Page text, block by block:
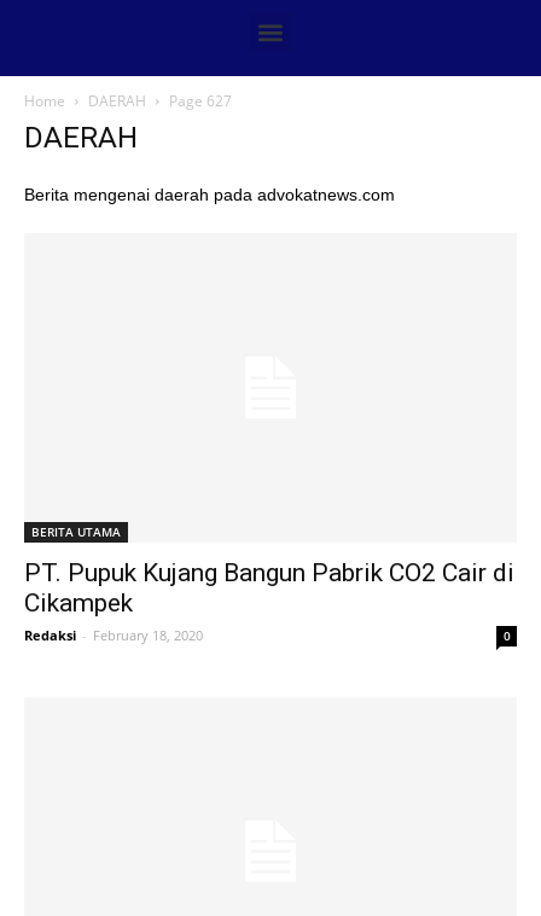
Home DAERAH Page 627
DAERAH
Berita mengenai daerah pada advokatnews.com
BERITA UTAMA
PT. Pupuk Kujang Bangun Pabrik CO2 Cair di
Cikampek
Redaksi - February 18, 2020 0